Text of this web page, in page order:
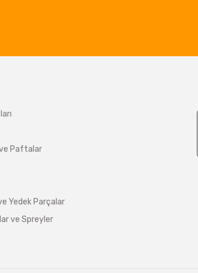
ve Paftalar
Yedek Parçalar
ve Spreyler